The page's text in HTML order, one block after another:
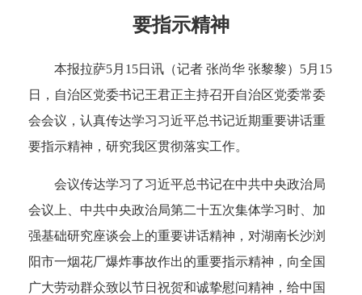
要指示精神
本报拉萨5月15日讯（记者 张尚华 张黎黎）5月15
日，自治区党委书记王君正主持召开自治区党委常委
会会议，认真传达学习习近平总书记近期重要讲话重
要指示精神，研究我区贯彻落实工作。
会议传达学习了习近平总书记在中共中央政治局
会议上、中共中央政治局第二十五次集体学习时、加
强基础研究座谈会上的重要讲话精神，对湖南长沙浏
阳市一烟花厂爆炸事故作出的重要指示精神，向全国
广大劳动群众致以节日祝贺和诚挚慰问精神，给中国